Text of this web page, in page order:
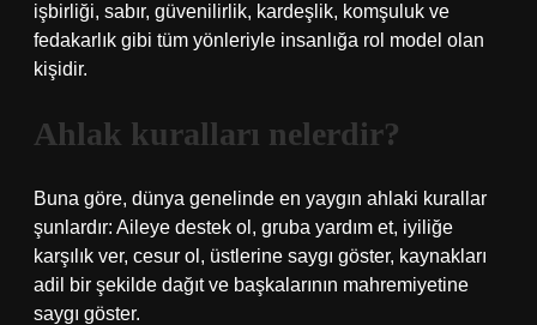
işbirliği, sabır, güvenilirlik, kardeşlik, komşuluk ve
fedakarlık gibi tüm yönleriyle insanlığa rol model olan
kişidir.
Ahlak kuralları nelerdir?
Buna göre, dünya genelinde en yaygın ahlaki kurallar
şunlardır: Aileye destek ol, gruba yardım et, iyiliğe
karşılık ver, cesur ol, üstlerine saygı göster, kaynakları
adil bir şekilde dağıt ve başkalarının mahremiyetine
saygı göster.